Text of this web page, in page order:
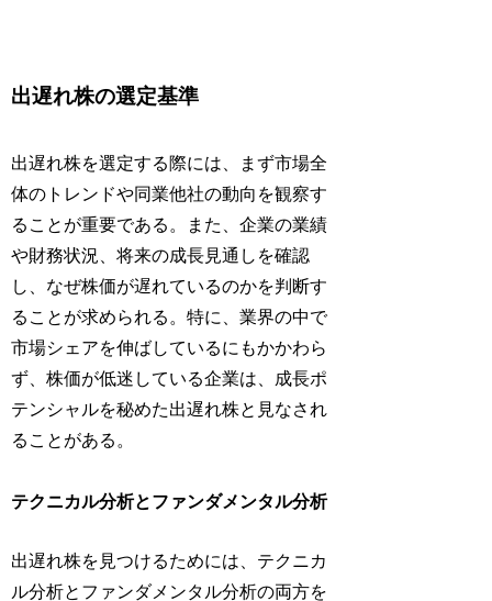
出遅れ株の選定基準
出遅れ株を選定する際には、まず市場全
体のトレンドや同業他社の動向を観察す
ることが重要である。また、企業の業績
や財務状況、将来の成長見通しを確認
し、なぜ株価が遅れているのかを判断す
ることが求められる。特に、業界の中で
市場シェアを伸ばしているにもかかわら
ず、株価が低迷している企業は、成長ポ
テンシャルを秘めた出遅れ株と見なされ
ることがある。
テクニカル分析とファンダメンタル分析
出遅れ株を見つけるためには、テクニカ
ル分析とファンダメンタル分析の両方を